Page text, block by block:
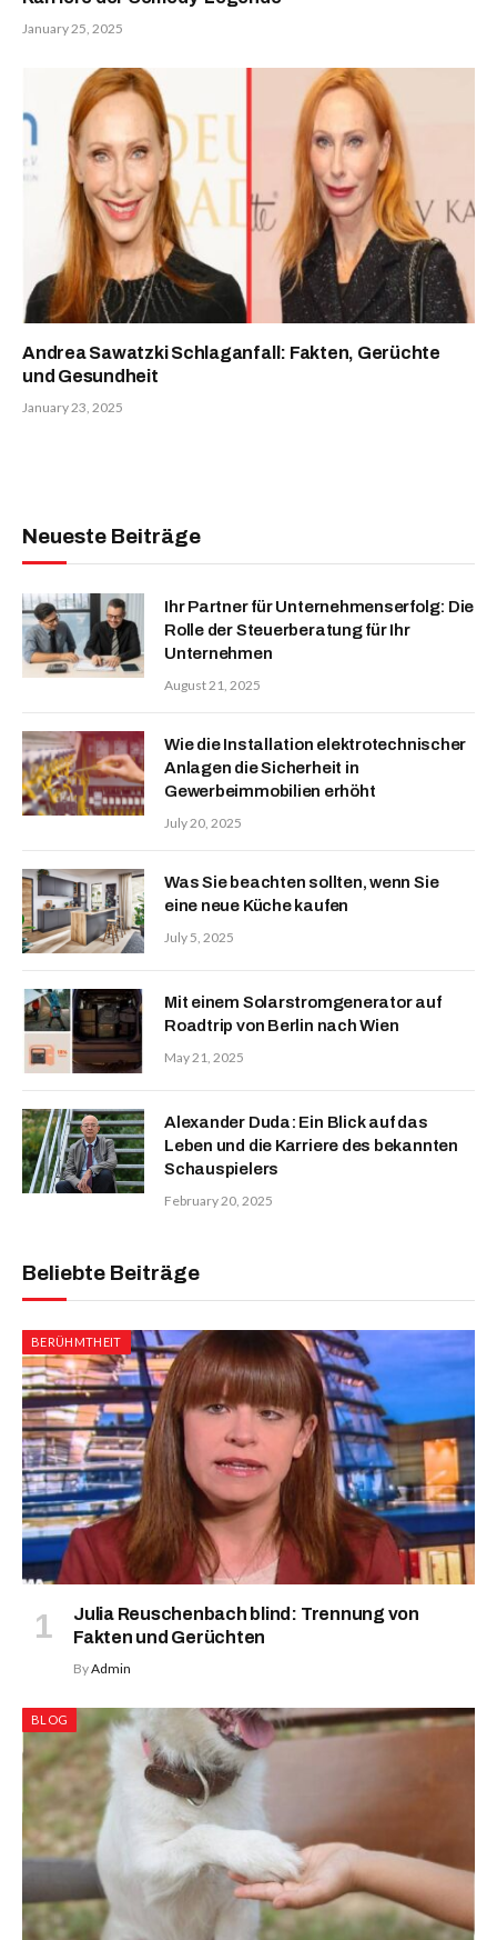
January 25, 2025
Andrea Sawatzki Schlaganfall: Fakten, Gerüchte
und Gesundheit
January 23, 2025
Neueste Beiträge
Ihr Partner für Unternehmenserfolg: Die
Rolle der Steuerberatung für Ihr
Unternehmen
August 21, 2025
Wie die Installation elektrotechnischer
Anlagen die Sicherheit in
Gewerbeimmobilien erhöht
July 20, 2025
Was Sie beachten sollten, wenn Sie
eine neue Küche kaufen
July 5, 2025
Mit einem Solarstromgenerator auf
Roadtrip von Berlin nach Wien
May 21, 2025
Alexander Duda: Ein Blick auf das
Leben und die Karriere des bekannten
Schauspielers
February 20, 2025
Beliebte Beiträge
BERÜHMTHEIT
Julia Reuschenbach blind: Trennung von
Fakten und Gerüchten
ByAdmin
BLOG